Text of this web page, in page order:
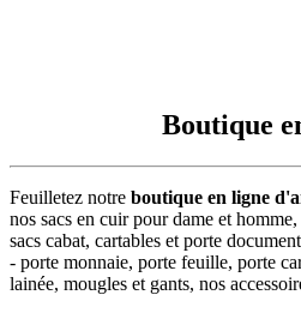
Boutique
Feuilletez notre boutique en ligne
nos sacs en cuir pour dame et
sacs cabat, cartables et porte
- porte monnaie, porte feuille, porte
lainée, mougles et gants, nos